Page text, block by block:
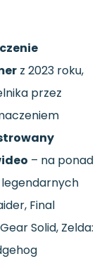
z 2023 roku,
przez
– na ponad
Final
Solid, Zelda: